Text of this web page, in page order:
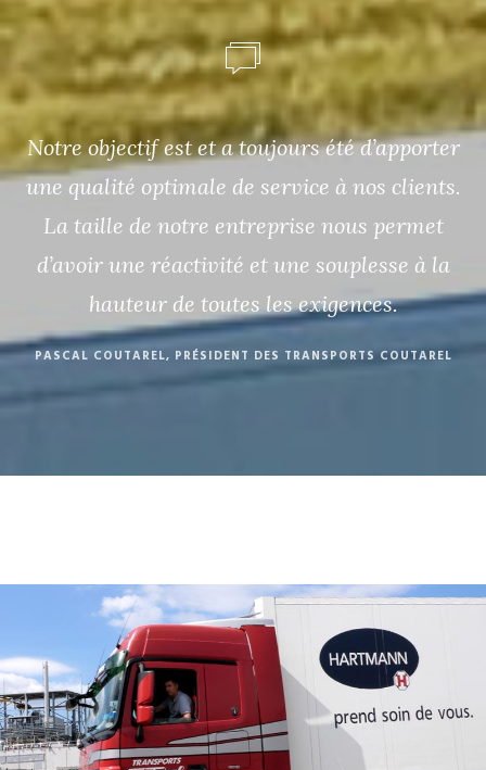
Notre objectif est et a toujours été d’apporter
une qualité optimale de service à nos clients.
La taille de notre entreprise nous permet
d’avoir une réactivité et une souplesse à la
hauteur de toutes les exigences.
PASCAL COUTAREL, PRÉSIDENT DES TRANSPORTS COUTAREL